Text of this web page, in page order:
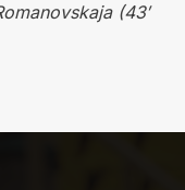
(43′